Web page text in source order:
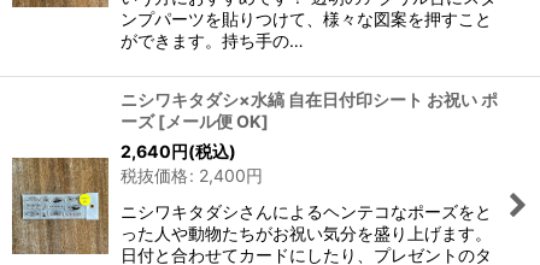
ンプパーツを貼りつけて、様々な図案を押すこと
ができます。持ち手の…
ニシワキタダシ×水縞 自在日付印シート お祝い ポ
ーズ [メール便 OK]
2,640円(税込)
税抜価格: 2,400円
ニシワキタダシさんによるヘンテコなポーズをと
った人や動物たちがお祝い気分を盛り上げます。
日付と合わせてカードにしたり、プレゼントのタ